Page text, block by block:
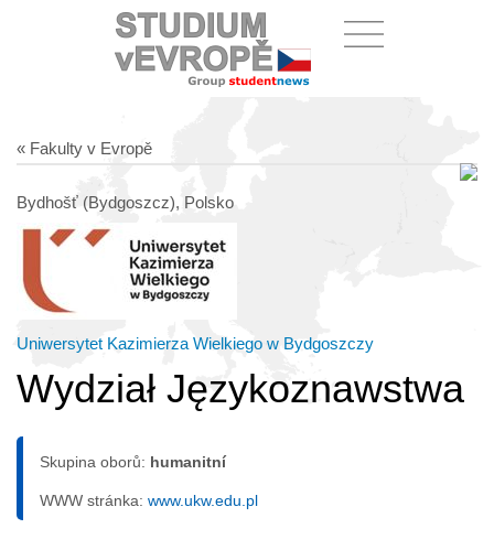
« Fakulty v Evropě
Bydhošť (Bydgoszcz), Polsko
Uniwersytet Kazimierza Wielkiego w Bydgoszczy
Wydział Językoznawstwa
Skupina oborů: humanitní
WWW stránka: www.ukw.edu.pl